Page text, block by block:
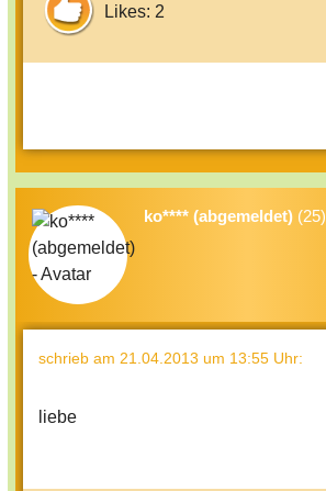
Likes: 2
ko**** (abgemeldet) (25)
schrieb am 21.04.2013 um 13:55 Uhr:
liebe